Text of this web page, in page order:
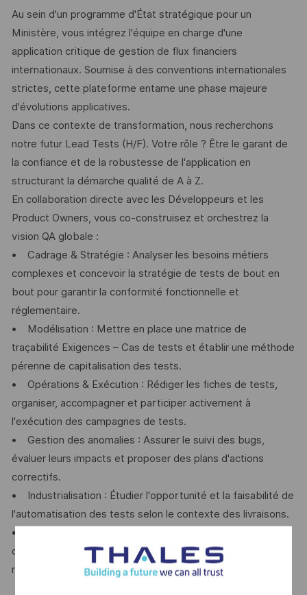
Au sein d'un programme d'État stratégique pour un
Ministère, vous intégrez l'équipe en charge d'une
application critique de gestion de flux financiers
internationaux. Soumise à des conventions internationales
strictes, cette plateforme entame une phase majeure
d'évolutions applicatives.
Dans ce contexte de transformation, nous recherchons
notre futur Lead Tests (H/F). Votre rôle ? Être le garant de
la confiance et de la robustesse de l'application en
structurant la démarche qualité de A à Z.
En collaboration directe avec les Développeurs et les
Product Owners, vous co-construisez et orchestrez la
vision QA globale :
• Cadrage & Stratégie : Analyser les besoins métiers
complexes et concevoir la stratégie de tests de bout en
bout pour garantir la conformité fonctionnelle et
réglementaire.
• Modélisation : Mettre en place une matrice de
traçabilité Exigences – Cas de tests et établir une méthode
pérenne de capitalisation des tests.
• Opérations & Exécution : Rédiger les fiches de tests,
organiser, accompagner et participer activement à
l'exécution des campagnes de tests.
• Gestion des anomalies : Assurer le suivi des bugs,
évaluer leurs impacts et proposer des plans d'actions
correctifs.
• Industrialisation : Étudier l'opportunité et la faisabilité de
l'automatisation des tests selon le contexte des livraisons.
• Reporting : Piloter les indicateurs clés de performance
de la qualité et communiquer l'état d'avancement (KPI) de
manière transparente aux décideurs du projet